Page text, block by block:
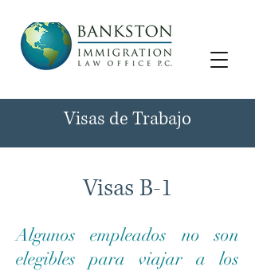
Visas de Trabajo
Visas B-1
Algunos empleados no son
elegibles para viajar a los